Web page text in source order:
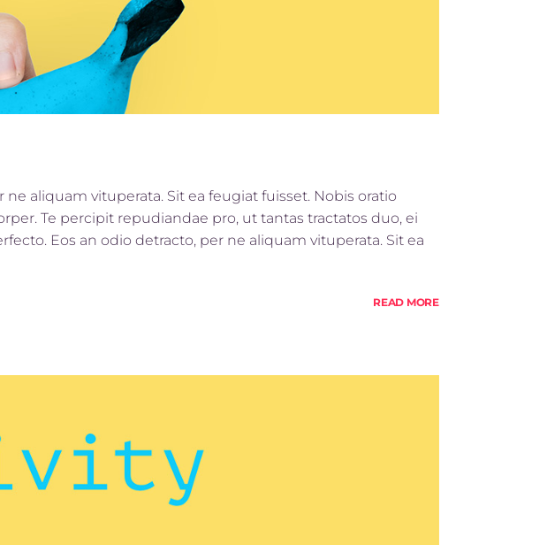
aliquam vituperata. Sit ea feugiat fuisset. Nobis oratio
Te percipit repudiandae pro, ut tantas tractatos duo, ei
Eos an odio detracto, per ne aliquam vituperata. Sit ea
READ MORE